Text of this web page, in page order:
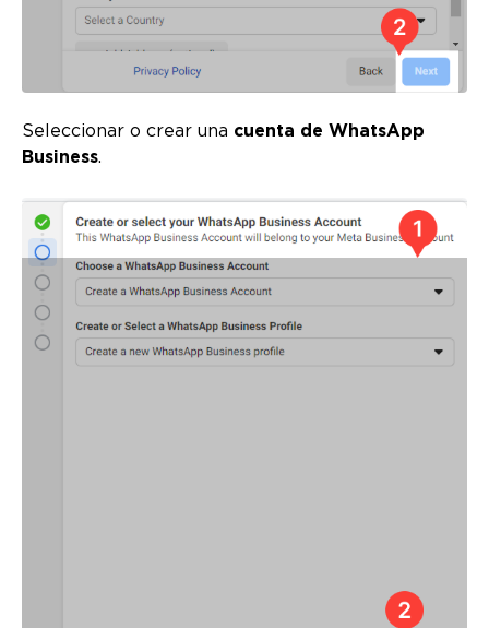
Seleccionar o crear una cuenta de WhatsApp
Business.